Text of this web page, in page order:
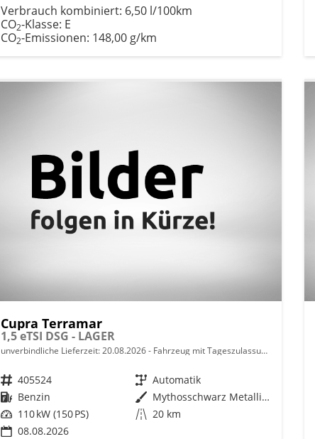
Verbrauch kombiniert: 6,50 l/100km
CO2-Klasse: E
CO2-Emissionen: 148,00 g/km
Cupra Terramar
1,5 eTSI DSG - LAGER
unverbindliche Lieferzeit:20.08.2026 Fahrzeug mit Tageszulassung
Fahrzeugnr. 405524 Getriebe Automatik
Kraftstoff Benzin Außenfarbe
Mythosschwarz Metallic (0E)
Leistung 110 kW (150 PS) Kilometerstand 20 km
08.08.2026